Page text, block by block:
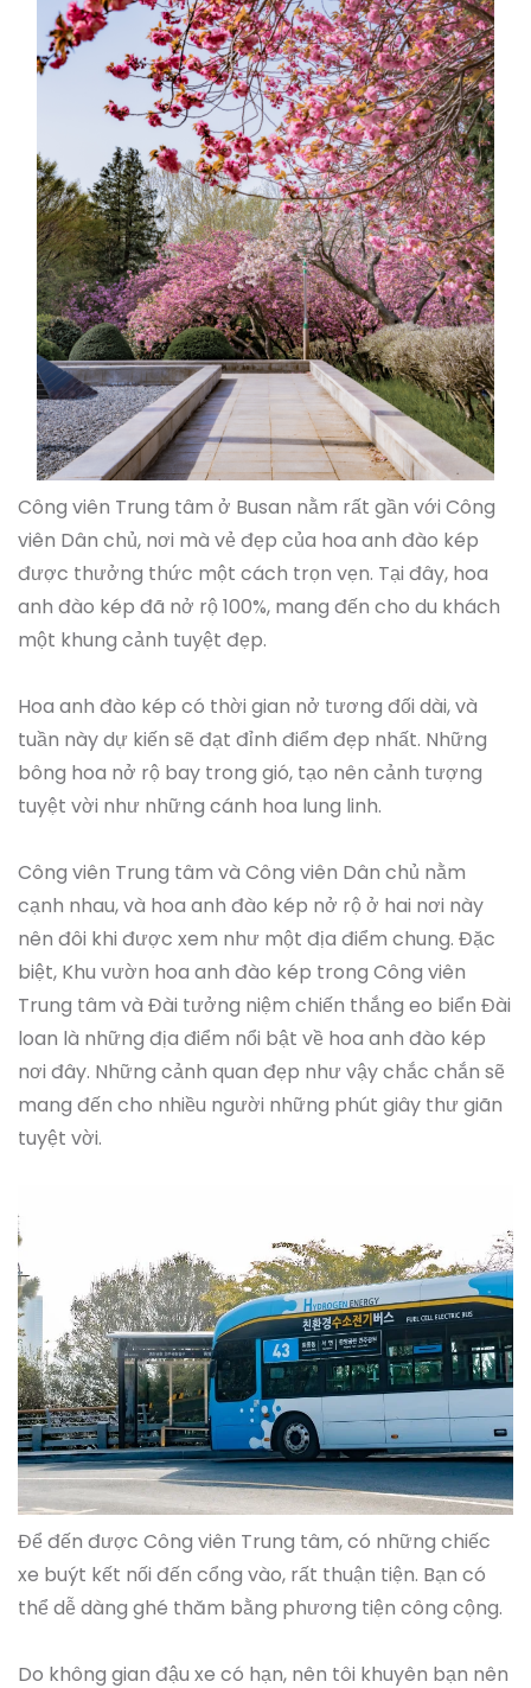
Công viên Trung tâm ở Busan nằm rất gần với Công
viên Dân chủ, nơi mà vẻ đẹp của hoa anh đào kép
được thưởng thức một cách trọn vẹn. Tại đây, hoa
anh đào kép đã nở rộ 100%, mang đến cho du khách
một khung cảnh tuyệt đẹp.
Hoa anh đào kép có thời gian nở tương đối dài, và
tuần này dự kiến sẽ đạt đỉnh điểm đẹp nhất. Những
bông hoa nở rộ bay trong gió, tạo nên cảnh tượng
tuyệt vời như những cánh hoa lung linh.
Công viên Trung tâm và Công viên Dân chủ nằm
cạnh nhau, và hoa anh đào kép nở rộ ở hai nơi này
nên đôi khi được xem như một địa điểm chung. Đặc
biệt, Khu vườn hoa anh đào kép trong Công viên
Trung tâm và Đài tưởng niệm chiến thắng eo biển Đài
loan là những địa điểm nổi bật về hoa anh đào kép
nơi đây. Những cảnh quan đẹp như vậy chắc chắn sẽ
mang đến cho nhiều người những phút giây thư giãn
tuyệt vời.
Để đến được Công viên Trung tâm, có những chiếc
xe buýt kết nối đến cổng vào, rất thuận tiện. Bạn có
thể dễ dàng ghé thăm bằng phương tiện công cộng.
Do không gian đậu xe có hạn, nên tôi khuyên bạn nên